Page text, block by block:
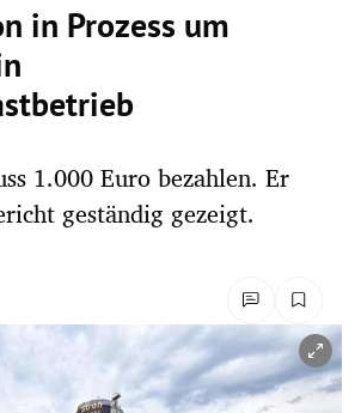
in Prozess um
1.000 Euro bezahlen. Er
geständig gezeigt.
schließen